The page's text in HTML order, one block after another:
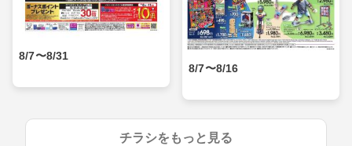
8/7〜8/31
8/7〜8/16
チラシをもっと見る